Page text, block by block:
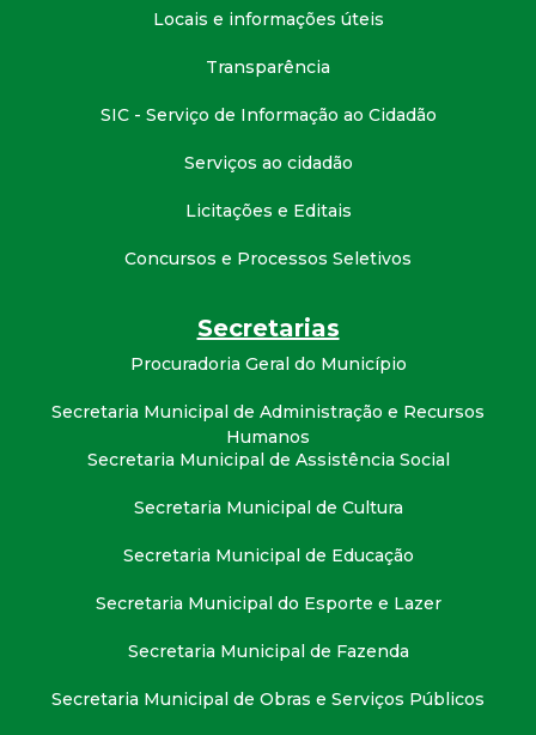
Locais e informações úteis
Transparência
SIC - Serviço de Informação ao Cidadão
Serviços ao cidadão
Licitações e Editais
Concursos e Processos Seletivos
Secretarias
Procuradoria Geral do Município
Secretaria Municipal de Administração e Recursos
Humanos
Secretaria Municipal de Assistência Social
Secretaria Municipal de Cultura
Secretaria Municipal de Educação
Secretaria Municipal do Esporte e Lazer
Secretaria Municipal de Fazenda
Secretaria Municipal de Obras e Serviços Públicos